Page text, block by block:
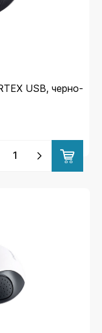
USB, черно-